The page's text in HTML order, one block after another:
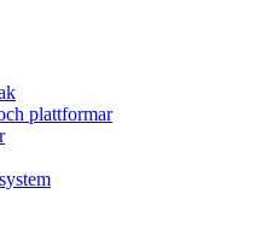
plattformar